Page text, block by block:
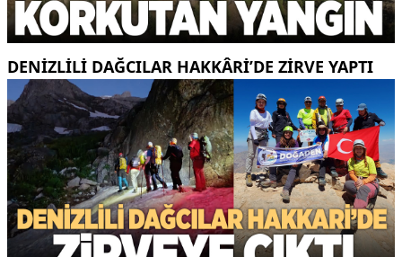
DENIZLILI DAĞCILAR HAKKÂRI’DE ZIRVE YAPTI